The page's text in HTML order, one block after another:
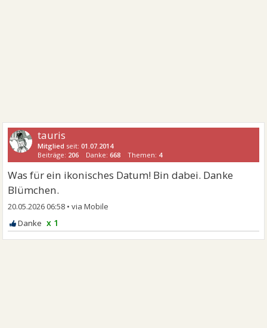
tauris
Mitglied seit:01.07.2014
Beiträge: 206 Danke:668 Themen: 4
Was für ein ikonisches Datum! Bin dabei. Danke
Blümchen.
20.05.2026 06:58 •
x 1